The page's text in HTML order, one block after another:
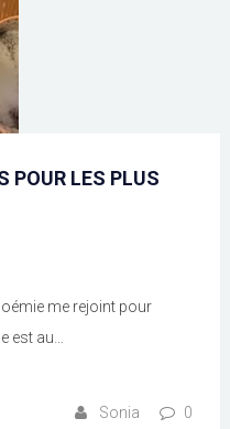
POUR LES PLUS
me rejoint pour
est au…
Sonia 0